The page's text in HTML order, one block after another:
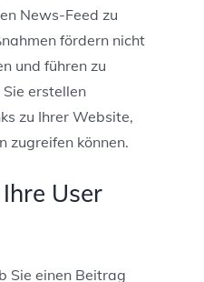
News-Feed zu
fördern nicht
und führen zu
erstellen
zu Ihrer Website,
zugreifen können.
User
Sie einen Beitrag